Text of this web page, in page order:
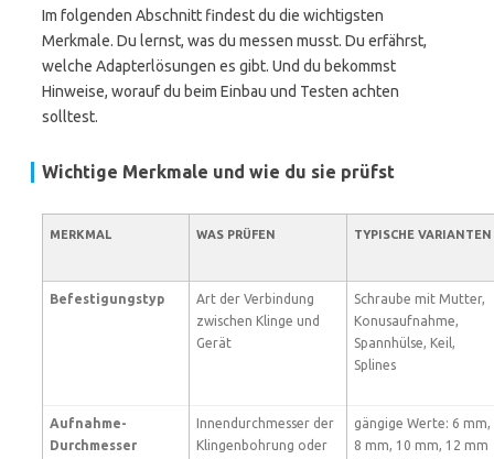
Im folgenden Abschnitt findest du die wichtigsten
Merkmale. Du lernst, was du messen musst. Du erfährst,
welche Adapterlösungen es gibt. Und du bekommst
Hinweise, worauf du beim Einbau und Testen achten
solltest.
Wichtige Merkmale und wie du sie prüfst
MERKMAL WAS PRÜFEN TYPISCHE VARIANTEN
Befestigungstyp
Art der Verbindung
zwischen Klinge und
Gerät
Schraube mit Mutter,
Konusaufnahme,
Spannhülse, Keil,
Splines
Aufnahme-
Durchmesser
Innendurchmesser der
Klingenbohrung oder
gängige Werte: 6 mm,
8 mm, 10 mm, 12 mm